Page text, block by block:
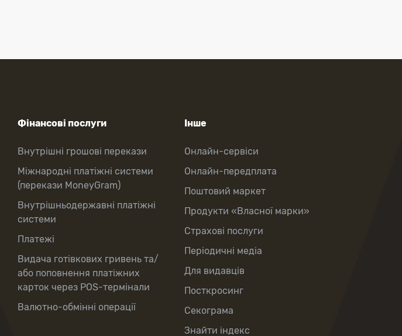
Фінансові послуги
Внутрішні грошові перекази
Міжнародні платіжні системи
(перекази MoneyGram)
Внутрішньодержавні платіжні
системи
Платежі
Видача готівкових гривень та/
або поповнення платіжних
карток через POS-термінали
Валютно-обмінні операції
Інше
Онлайн-сервіси
Онлайн-передплата
Поштовий маркет
Продукти «Власної марки»
Страхові послуги
Періодичні медіа
Для видавців
Посткросинг
Секограма
Знайти індекс